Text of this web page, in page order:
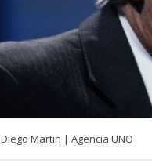
Diego Martin | Agencia UNO